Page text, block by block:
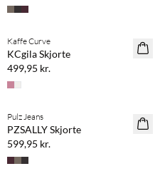
NYHED
Kaffe Curve
KCgila Skjorte
499,95 kr.
NYHED
Pulz Jeans
PZSALLY Skjorte
599,95 kr.